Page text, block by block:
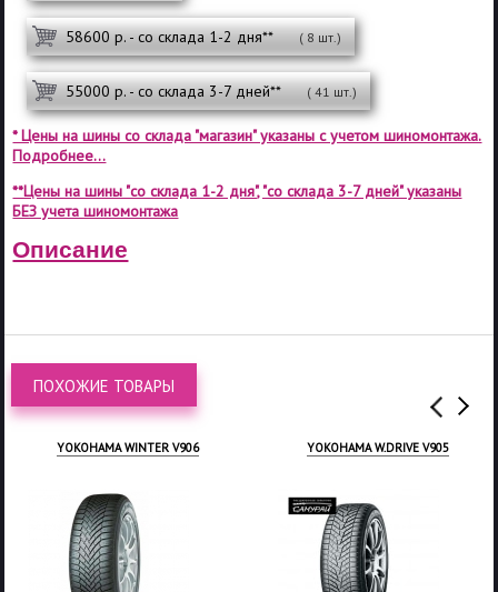
58600 р. - со склада 1-2 дня** ( 8 шт.)
55000 р. - со склада 3-7 дней** ( 41 шт.)
* Цены на шины со склада "магазин" указаны с учетом шиномонтажа.
Подробнее...
**Цены на шины "со склада 1-2 дня", "со склада 3-7 дней" указаны
БЕЗ учета шиномонтажа
Описание
ПОХОЖИЕ ТОВАРЫ
YOKOHAMA WINTER V906 YOKOHAMA W.DRIVE V905